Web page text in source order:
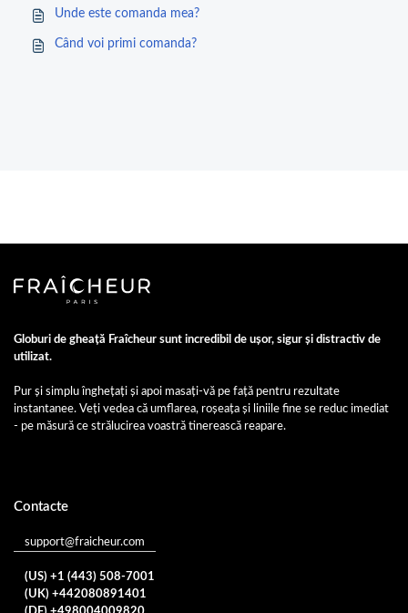
Unde este comanda mea?
Când voi primi comanda?
Globuri de gheață Fraîcheur sunt incredibil de ușor, sigur și distractiv de
utilizat.
Pur și simplu înghețați și apoi masați-vă pe față pentru rezultate
instantanee. Veți vedea că umflarea, roșeața și liniile fine se reduc imediat
- pe măsură ce strălucirea voastră tinerească reapare.
Contacte
support@fraicheur.com
(US) +1 (443) 508-7001
(UK) +442080891401